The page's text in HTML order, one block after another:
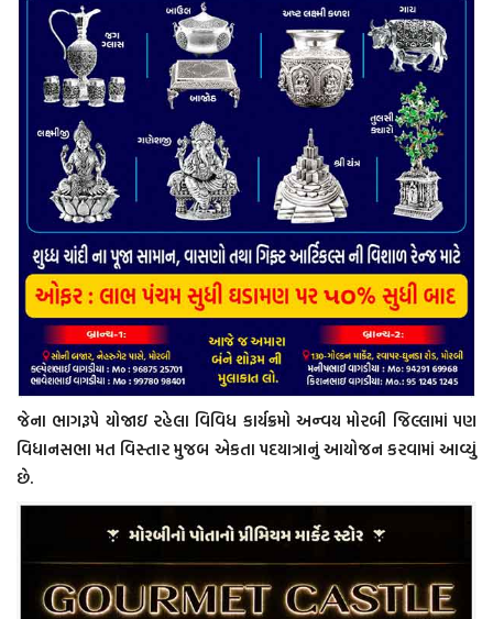
જેના ભાગરૂપે યોજાઇ રહેલા વિવિધ કાર્યક્રમો અન્વય મોરબી જિલ્લામાં પણ
વિધાનસભા મત વિસ્તાર મુજબ એકતા પદયાત્રાનું આયોજન કરવામાં આવ્યું
છે.